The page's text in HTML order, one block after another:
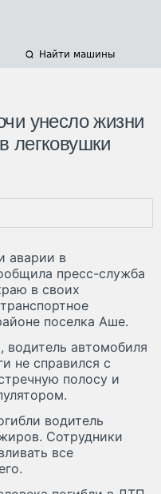
Найти машины
унесло жизни
легковушки
аварии в
пресс-служба
в своих
поселка Аше.
автомобиля
не справился с
полосу и
водитель
Сотрудники
все